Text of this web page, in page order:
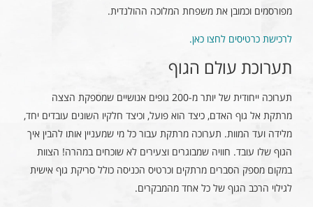
מפורסמים וכמובן את משפחת המלוכה ההולנדית.
לרכישת כרטיסים לחצו כאן.
תערוכת עולם הגוף
תערוכה ייחודית של יותר מ-200 גופים אנושיים שמספקת הצצה
מרתקת אל גוף האדם, כיצד הוא פועל, וכיצד חלקיו השונים עובדים יחד,
מלידה ועד המוות. תערוכה מרתקת עבור כל מי שמעניין אותו להבין איך
הגוף שלו עובד. חוויה שמבוגרים וצעירים לא שוכחים במהרה! הצוות
במקום מספק הסברים מרתקים וכרטיס הכניסה כולל סריקת גוף אישית
לגילוי הרכב הגוף של כל אחד מהמבקרים.